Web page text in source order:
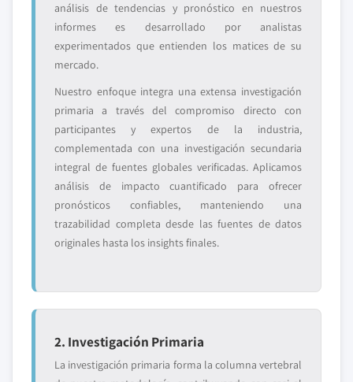
análisis de tendencias y pronóstico en nuestros
informes es desarrollado por analistas
experimentados que entienden los matices de su
mercado.
Nuestro enfoque integra una extensa investigación
primaria a través del compromiso directo con
participantes y expertos de la industria,
complementada con una investigación secundaria
integral de fuentes globales verificadas. Aplicamos
análisis de impacto cuantificado para ofrecer
pronósticos confiables, manteniendo una
trazabilidad completa desde las fuentes de datos
originales hasta los insights finales.
2. Investigación Primaria
La investigación primaria forma la columna vertebral